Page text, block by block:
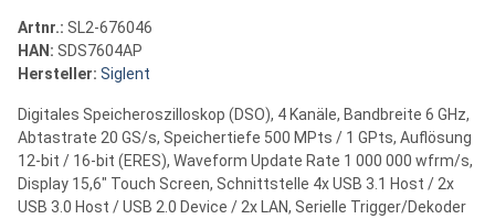
Artnr.: SL2-676046
HAN: SDS7604AP
Hersteller: Siglent
Digitales Speicheroszilloskop (DSO), 4 Kanäle, Bandbreite 6 GHz,
Abtastrate 20 GS/s, Speichertiefe 500 MPts / 1 GPts, Auflösung
12-bit / 16-bit (ERES), Waveform Update Rate 1 000 000 wfrm/s,
Display 15,6" Touch Screen, Schnittstelle 4x USB 3.1 Host / 2x
USB 3.0 Host / USB 2.0 Device / 2x LAN, Serielle Trigger/Dekoder